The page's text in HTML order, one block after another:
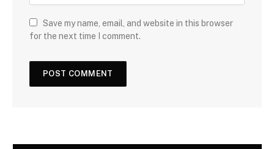
Save my name, email, and website in this browser
for the next time I comment.